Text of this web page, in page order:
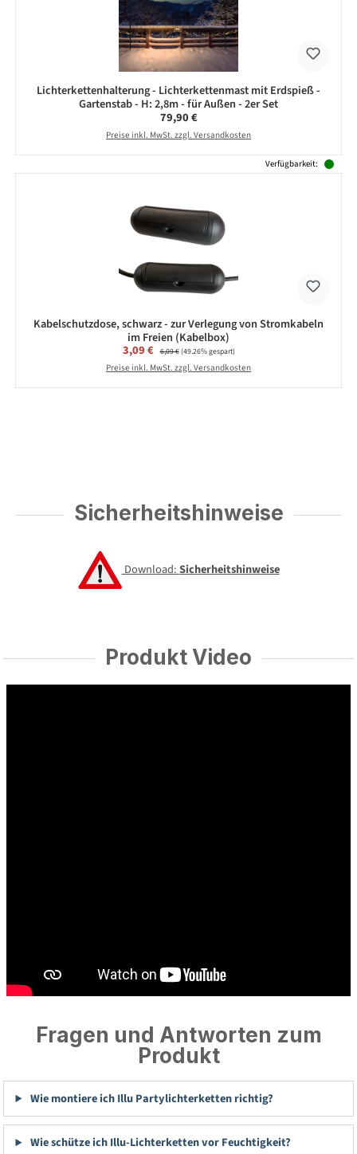
Lichterkettenhalterung - Lichterkettenmast mit Erdspieß -
Gartenstab - H: 2,8m - für Außen - 2er Set
Regulärer Preis:
79,90 €
Preise inkl. MwSt. zzgl. Versandkosten
Verfügbarkeit:
Kabelschutzdose, schwarz - zur Verlegung von Stromkabeln
im Freien (Kabelbox)
Verkaufspreis:
3,09 € Regulärer Preis:
6,09 €(49.26% gespart)
Preise inkl. MwSt. zzgl. Versandkosten
Sicherheitshinweise
Download:Sicherheitshinweise
Produkt Video
Fragen und Antworten zum
Produkt
Wie montiere ich Illu Partylichterketten richtig?
Wie schütze ich Illu-Lichterketten vor Feuchtigkeit?